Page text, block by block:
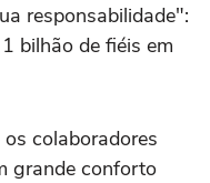
responsabilidade":
bilhão de fiéis em
colaboradores
grande conforto